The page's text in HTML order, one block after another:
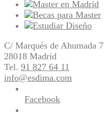
C/ Marqués de Ahumada 7
28018 Madrid
Tel. 91 827 64 11
info@esdima.com
Facebook